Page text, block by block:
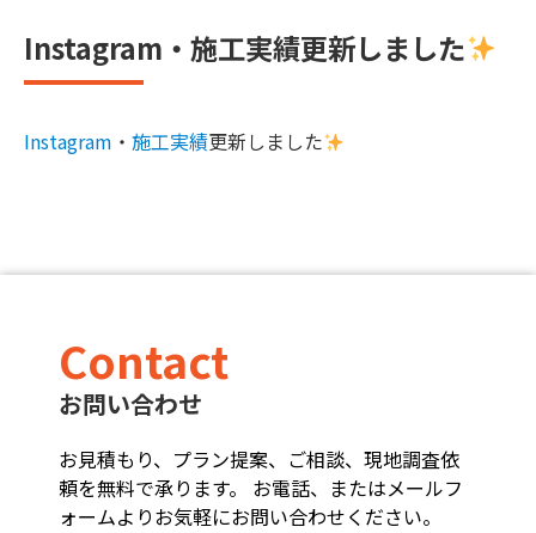
Instagram・施工実績更新しました
Instagram ・ 施工実績更新しました
Contact
お問い合わせ
お見積もり、プラン提案、ご相談、現地調査依
頼を無料で承ります。 お電話、またはメールフ
ォームよりお気軽にお問い合わせください。